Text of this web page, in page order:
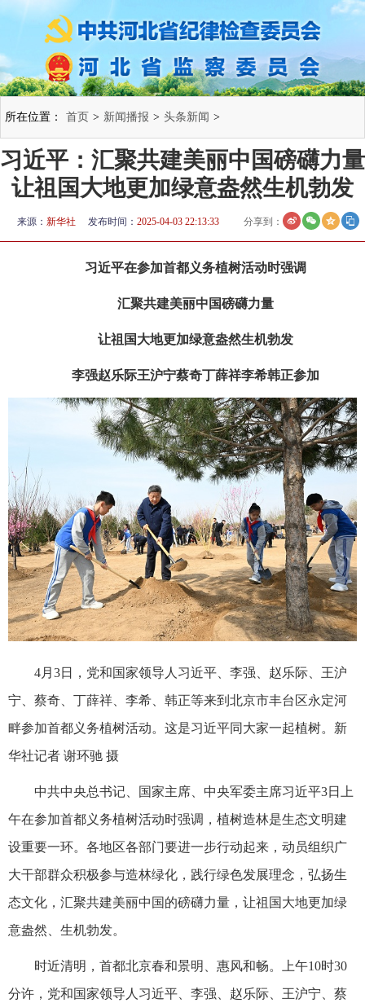
所在位置： 首页 > 新闻播报 > 头条新闻 >
习近平：汇聚共建美丽中国磅礴力量
让祖国大地更加绿意盎然生机勃发
来源： 新华社 发布时间： 2025-04-03 22:13:33 分享到：
习近平在参加首都义务植树活动时强调
汇聚共建美丽中国磅礴力量
让祖国大地更加绿意盎然生机勃发
李强赵乐际王沪宁蔡奇丁薛祥李希韩正参加
4月3日，党和国家领导人习近平、李强、赵乐际、王沪
宁、蔡奇、丁薛祥、李希、韩正等来到北京市丰台区永定河
畔参加首都义务植树活动。这是习近平同大家一起植树。新
华社记者 谢环驰 摄
中共中央总书记、国家主席、中央军委主席习近平3日上
午在参加首都义务植树活动时强调，植树造林是生态文明建
设重要一环。各地区各部门要进一步行动起来，动员组织广
大干部群众积极参与造林绿化，践行绿色发展理念，弘扬生
态文化，汇聚共建美丽中国的磅礴力量，让祖国大地更加绿
意盎然、生机勃发。
时近清明，首都北京春和景明、惠风和畅。上午10时30
分许，党和国家领导人习近平、李强、赵乐际、王沪宁、蔡